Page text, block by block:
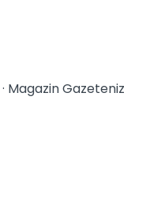
· Magazin Gazeteniz